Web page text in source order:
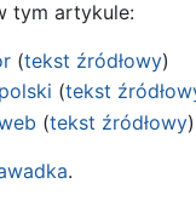
tym artykule:
(tekst źródłowy)
(tekst
(tekst źródłowy)
.